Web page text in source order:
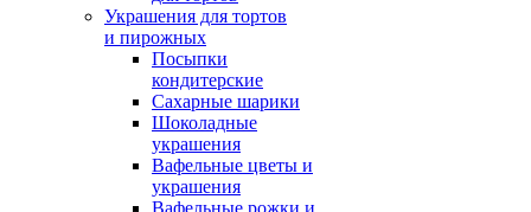
Украшения для тортов
и пирожных
Посыпки
кондитерские
Сахарные шарики
Шоколадные
украшения
Вафельные цветы и
украшения
Вафельные рожки и